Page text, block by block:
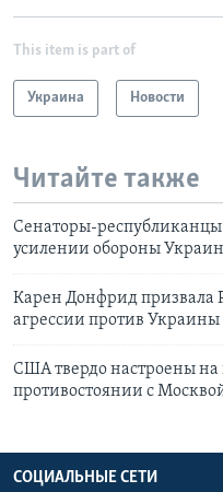
This item is part of
Украина Новости
Читайте также
Сенаторы-республиканцы
усилении обороны
Карен Донфрид призвала
агрессии против Украины
США твердо настроены на
противостоянии с
СОЦИАЛЬНЫЕ СЕТИ